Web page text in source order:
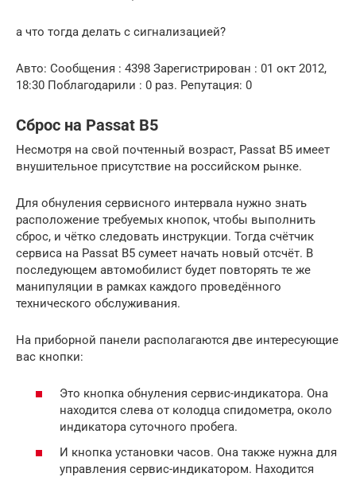
а что тогда делать с сигнализацией?
Авто: Сообщения : 4398 Зарегистрирован : 01 окт 2012,
18:30 Поблагодарили : 0 раз. Репутация: 0
Сброс на Passat B5
Несмотря на свой почтенный возраст, Passat B5 имеет
внушительное присутствие на российском рынке.
Для обнуления сервисного интервала нужно знать
расположение требуемых кнопок, чтобы выполнить
сброс, и чётко следовать инструкции. Тогда счётчик
сервиса на Passat B5 сумеет начать новый отсчёт. В
последующем автомобилист будет повторять те же
манипуляции в рамках каждого проведённого
технического обслуживания.
На приборной панели располагаются две интересующие
вас кнопки:
Это кнопка обнуления сервис-индикатора. Она
находится слева от колодца спидометра, около
индикатора суточного пробега.
И кнопка установки часов. Она также нужна для
управления сервис-индикатором. Находится